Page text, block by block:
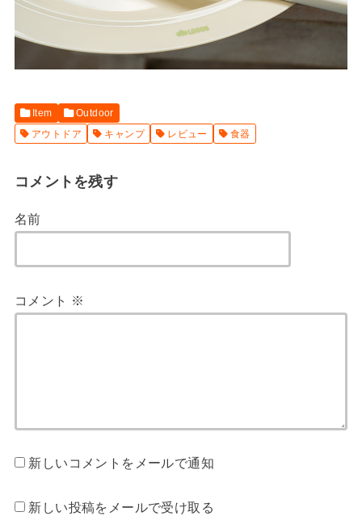
Item
Outdoor
アウトドア
キャンプ レビュー 食器
コメントを残す
名前
コメント ※
新しいコメントをメールで通知
新しい投稿をメールで受け取る